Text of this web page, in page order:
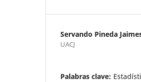
Servando Pineda
UACJ
Palabras clave: